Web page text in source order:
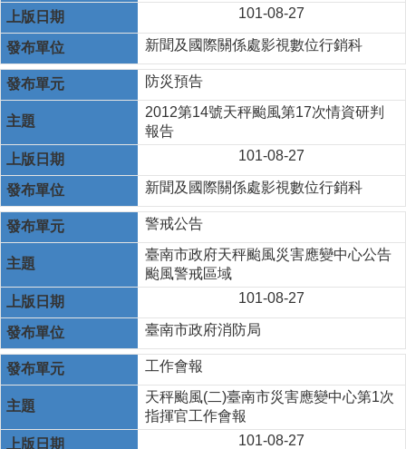
101-08-27
新聞及國際關係處影視數位行銷科
防災預告
2012第14號天秤颱風第17次情資研判
報告
101-08-27
新聞及國際關係處影視數位行銷科
警戒公告
臺南市政府天秤颱風災害應變中心公告
颱風警戒區域
101-08-27
臺南市政府消防局
工作會報
天秤颱風(二)臺南市災害應變中心第1次
指揮官工作會報
101-08-27